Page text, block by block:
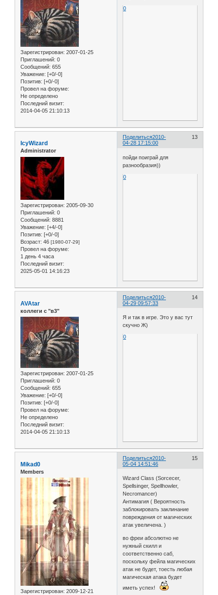
Зарегистрирован: 2007-01-25
Приглашений: 0
Сообщений: 655
Уважение: [+0/-0]
Позитив: [+0/-0]
Провел на форуме:
Не определено
Последний визит:
2014-04-05 21:10:13
0
Поделиться 13
2010-
04-28 17:15:00
IcyWizard
Administrator
Зарегистрирован: 2005-09-30
Приглашений: 0
Сообщений: 8881
Уважение: [+4/-0]
Позитив: [+0/-0]
Возраст: 46 [1980-07-29]
Провел на форуме:
1 день 4 часа
Последний визит:
2025-05-01 14:16:23
пойди поиграй для
разнообразия))
0
Поделиться 14
2010-
04-29 09:57:33
AVAtar
коллеги с "в3"
Зарегистрирован: 2007-01-25
Приглашений: 0
Сообщений: 655
Уважение: [+0/-0]
Позитив: [+0/-0]
Провел на форуме:
Не определено
Последний визит:
2014-04-05 21:10:13
Я и так в игре. Это у вас тут
скучно Ж)
0
Поделиться 15
2010-
05-04 14:51:46
Mikad0
Members
Зарегистрирован: 2009-12-21
Wizard Class (Sorcecer,
Spellsinger, Spellhowler,
Necromancer)
Антимагия ( Вероятность
заблокировать заклинание
повреждения от магических
атак увеличена. )
во фреи абсолютно не
нужный скилл и
соответственно саб,
поскольку фейла магических
атак не будет, тоесть любая
магическая атака будет
иметь успех!